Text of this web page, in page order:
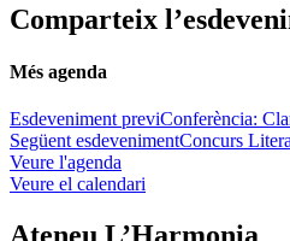
Comparteix
Més agenda
Esdeveniment previConferència:
Següent esdevenimentConcurs
Veure l'agenda
Veure el calendari